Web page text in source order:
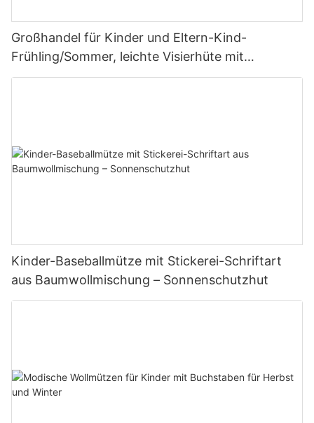
Großhandel für Kinder und Eltern-Kind-
Frühling/Sommer, leichte Visierhüte mit
Sonnenbrille
Kinder-Baseballmütze mit Stickerei-Schriftart
aus Baumwollmischung – Sonnenschutzhut